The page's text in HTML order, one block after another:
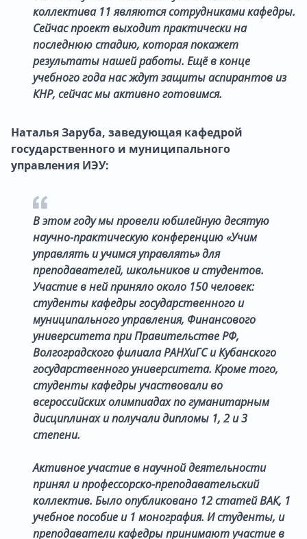
коллектива 11 являются сотрудниками кафедры.
Сейчас проект выходит практически на
последнюю стадию, которая покажет
результаты нашей работы. Ещё в конце
учебного года нас ждут защиты аспирантов из
КНР, сейчас мы активно готовимся.
Наталья Заруба, заведующая кафедрой
государственного и муниципального
управления ИЭУ:
В этом году мы провели юбилейную десятую
научно-практическую конференцию «Учим
управлять и учимся управлять» для
преподавателей, школьников и студентов.
Участие в ней приняло около 150 человек:
студенты кафедры государственного и
муниципального управления, Финансового
университета при Правительстве РФ,
Волгоградского филиала РАНХиГС и Кубанского
государственного университета. Кроме того,
студенты кафедры участвовали во
всероссийских олимпиадах по гуманитарным
дисциплинах и получали дипломы 1, 2 и 3
степени.
Активное участие в научной деятельности
принял и профессорско-преподавательский
коллектив. Было опубликовано 12 статей ВАК, 1
учебное пособие и 1 монография. И студенты, и
преподаватели кафедры принимают участие в